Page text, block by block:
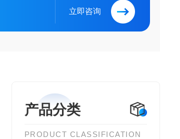
立即咨询
产品分类
PRODUCT CLASSIFICATION